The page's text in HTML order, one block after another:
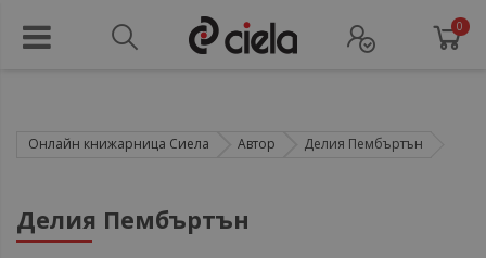
0
Онлайн книжарница Сиела Автор Делия Пембъртън
Делия Пембъртън